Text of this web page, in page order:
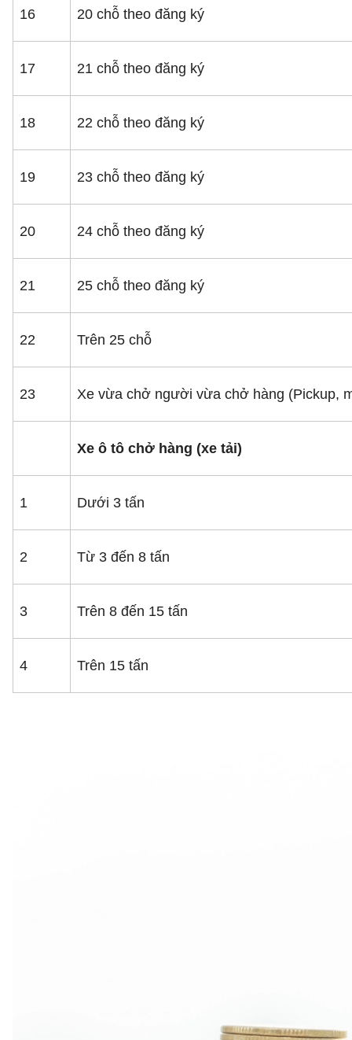
16 20 chỗ theo đăng ký
17 21 chỗ theo đăng ký
18 22 chỗ theo đăng ký
19 23 chỗ theo đăng ký
20 24 chỗ theo đăng ký
21 25 chỗ theo đăng ký
22 Trên 25 chỗ
23 Xe vừa chở người vừa chở hàng (Pickup,
Xe ô tô chở hàng (xe tải)
1 Dưới 3 tấn
2 Từ 3 đến 8 tấn
3 Trên 8 đến 15 tấn
4 Trên 15 tấn